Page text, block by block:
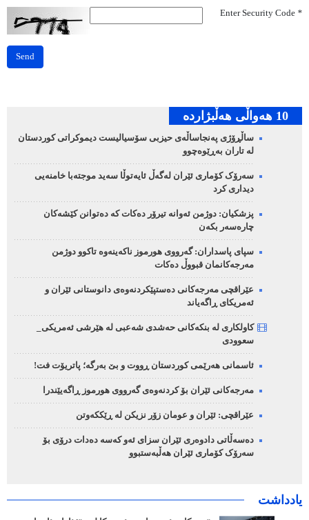
*
Send
10 هه‌واڵی هه‌ڵبژارده‌
ساڵڕۆژی پەنجاساڵەی حیزبی سۆسیالیست دیموکراتی کوردستان
لە تاران بەڕێوەچوو
سەرۆک کۆماری ئێران لەگەڵ ئایەتوڵا سەید موجتەبا خامنەیی
دیداری کرد
پزشکیان: دوژمن ئەوانە تیرۆر دەکات کە دەتوانن کێشەکان
چارەسەر بکەن
سپای پاسداران: گەرووی هورموز ناکەینەوە تاکوو دوژمن
مەرجەکانمان قبووڵ دەکات
عێراقچی مەرجەکانی دەستپێکردنەوەی دانوستانی ئێران و
ئەمریکای ڕاگەیاند
کاولکاری لە بنکەکانی حەشدی شەعبی لە هێرشی ئەمریکی_
سعوودی
ئاسمانی هەرێمی کوردستان ڕووت و بێ بەرگە؛ پاتریۆت فت!
مەرجەکانی ئێران بۆ کردنەوەی گەرووی هورموز ڕاگەیێندرا
عێراقچی: ئێران و عومان زۆر نزیکن لە ڕێککەوتن
دەسەڵاتی دادوەری ئێران سزای ئەو کەسە دەدات درۆی بۆ
سەرۆک کۆماری ئێران هەڵبەستبوو
یادداشت